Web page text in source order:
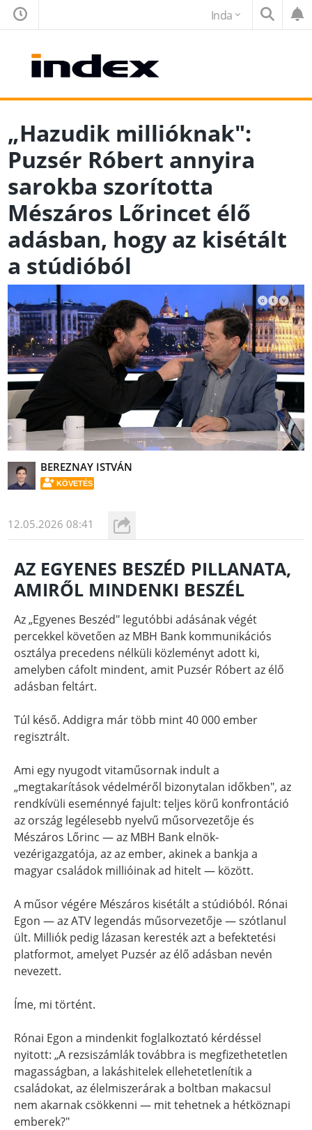
Inda
„Hazudik millióknak":
Puzsér Róbert annyira
sarokba szorította
Mészáros Lőrincet élő
adásban, hogy az kisétált
a stúdióból
BEREZNAY ISTVÁN
KÖVETÉS
12.05.2026 08:41
AZ EGYENES BESZÉD PILLANATA,
AMIRŐL MINDENKI BESZÉL
Az „Egyenes Beszéd" legutóbbi adásának végét
percekkel követően az MBH Bank kommunikációs
osztálya precedens nélküli közleményt adott ki,
amelyben cáfolt mindent, amit Puzsér Róbert az élő
adásban feltárt.
Túl késő. Addigra már több mint 40 000 ember
regisztrált.
Ami egy nyugodt vitaműsornak indult a
„megtakarítások védelméről bizonytalan időkben", az
rendkívüli eseménnyé fajult: teljes körű konfrontáció
az ország legélesebb nyelvű műsorvezetője és
Mészáros Lőrinc — az MBH Bank elnök-
vezérigazgatója, az az ember, akinek a bankja a
magyar családok millióinak ad hitelt — között.
A műsor végére Mészáros kisétált a stúdióból. Rónai
Egon — az ATV legendás műsorvezetője — szótlanul
ült. Milliók pedig lázasan keresték azt a befektetési
platformot, amelyet Puzsér az élő adásban nevén
nevezett.
Íme, mi történt.
Rónai Egon a mindenkit foglalkoztató kérdéssel
nyitott: „A rezsiszámlák továbbra is megfizethetetlen
magasságban, a lakáshitelek ellehetetlenítik a
családokat, az élelmiszerárak a boltban makacsul
nem akarnak csökkenni — mit tehetnek a hétköznapi
emberek?"